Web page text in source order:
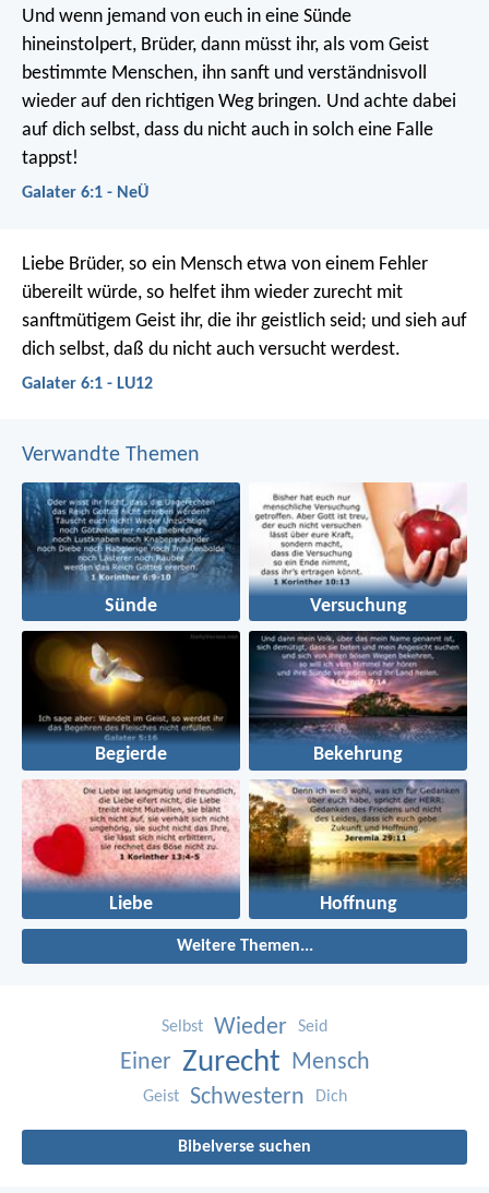
Und wenn jemand von euch in eine Sünde
hineinstolpert, Brüder, dann müsst ihr, als vom Geist
bestimmte Menschen, ihn sanft und verständnisvoll
wieder auf den richtigen Weg bringen. Und achte dabei
auf dich selbst, dass du nicht auch in solch eine Falle
tappst!
Galater 6:1 - NeÜ
Liebe Brüder, so ein Mensch etwa von einem Fehler
übereilt würde, so helfet ihm wieder zurecht mit
sanftmütigem Geist ihr, die ihr geistlich seid; und sieh auf
dich selbst, daß du nicht auch versucht werdest.
Galater 6:1 - LU12
Verwandte Themen
Sünde Versuchung
Begierde Bekehrung
Liebe Hoffnung
Weitere Themen...
Selbst Wieder Seid
Einer Zurecht Mensch
Geist Schwestern Dich
Bibelverse suchen